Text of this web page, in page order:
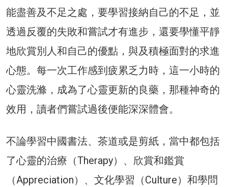
能盡善及不足之處，要學習接納自己的不足，並
透過反覆的失敗和嘗試才有進步，還要學懂平靜
地欣賞別人和自己的優點，與及積極面對的求進
心態。每一次工作感到疲累乏力時，這一小時的
心靈洗滌，成為了心靈更新的良藥，那種神奇的
效用，讀者們嘗試過後便能深深體會。
不論學習中國書法、茶道或是剪紙，當中都包括
了心靈的治療（Therapy）、欣賞和鑑賞
（Appreciation）、文化學習（Culture）和學問